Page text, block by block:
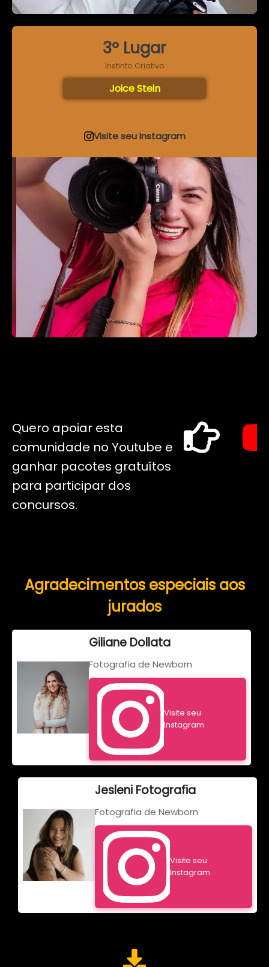
3º Lugar
Instinto Criativo
Joice Stein
Visite seu Instagram
Quero apoiar esta
comunidade no Youtube e
ganhar pacotes gratuítos
para participar dos
concursos.
Agradecimentos especiais aos
jurados
Giliane Dollata
Fotografia de Newborn
Visite seu
Instagram
Jesleni Fotografia
Fotografia de Newborn
Visite seu
Instagram